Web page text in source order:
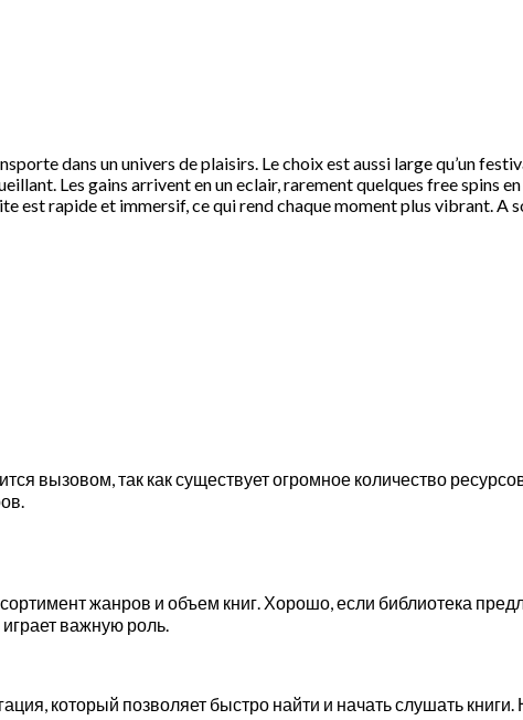
dans un univers de plaisirs. Le choix est aussi large qu’un
Les gains arrivent en un eclair, rarement quelques free spins
est rapide et immersif, ce qui rend chaque moment plus vibrant.
вызовом, так как существует огромное количество
жанров и объем книг. Хорошо, если библиотека
важную роль.
который позволяет быстро найти и начать слушать